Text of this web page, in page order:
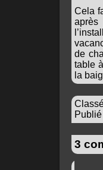
Cela
de
table
la
3